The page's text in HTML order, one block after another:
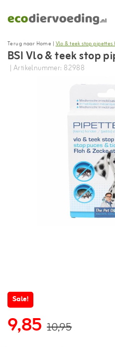
Terug naar Home |Vlo & teek stop
BSI Vlo & teek stop
| Artikelnummer: 82988
Sale!
9,85 10,95